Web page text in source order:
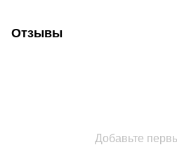
Отзывы
Добавьте